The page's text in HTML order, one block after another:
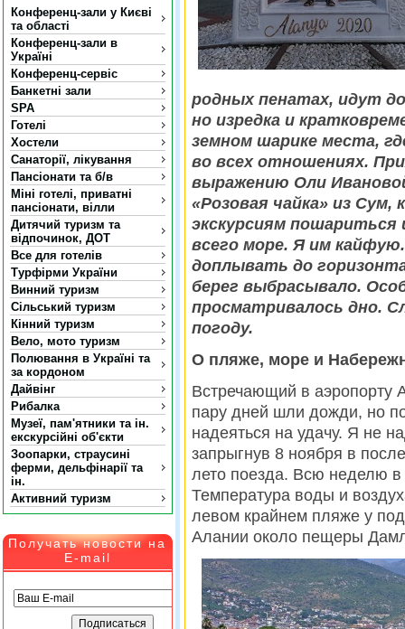
Конференц-зали у Києві
та області
Конференц-зали в
Україні
Конференц-сервіс
Банкетні зали
SPA
Готелі
Хостели
Санаторії, лікування
Пансіонати та б/в
Міні готелі, приватні
пансіонати, вілли
Дитячий туризм та
відпочинок, ДОТ
Все для готелів
Турфірми України
Винний туризм
Сільський туризм
Кінний туризм
Вело, мото туризм
Полювання в Україні та
за кордоном
Дайвінг
Рибалка
Музеї, пам'ятники та ін.
екскурсійні об'єкти
Зоопарки, страусині
ферми, дельфінарії та
ін.
Активний туризм
Получать новости на
E-mail
родных пенатах, идут
но изредка и
земном шарике места,
во всех отношениях.
выражению Оли
«Розовая чайка» из
экскурсиям
всего море. Я им
доплывать до
берег выбрасывало.
просматривалось дно.
погоду.
О пляже, море и
Встречающий в аэропорту
пару дней шли дожди, но
надеяться на удачу. Я не
запрыгнув 8 ноября в
лето поезда. Всю неделю
Температура воды и
левом крайнем пляже у
Aлaнии oкoлo пeщepы